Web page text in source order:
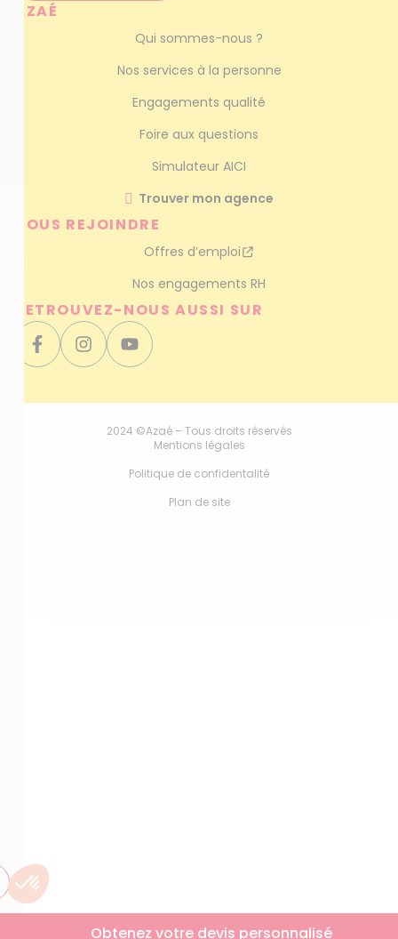
AZAÉ
Qui sommes-nous ?
Nos services à la personne
Engagements qualité
Foire aux questions
Simulateur AICI
Trouver mon agence
NOUS REJOINDRE
Offres d’emploi
Nos engagements RH
RETROUVEZ-NOUS AUSSI SUR
2024 ©Azaé – Tous droits réservés
Mentions légales
Politique de confidentalité
Plan de site
Obtenez votre devis personnalisé